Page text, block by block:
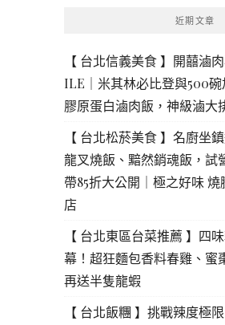
近期文章
【 台北信義美食 】開囍滷
ILE｜米其林必比登與500
膠原蛋白滷肉飯，神級滷大
【 台北松菸美食 】名廚坐
龍叉燒飯、黯然銷魂飯，試
帶85折大公開｜極之好味
店
【 台北東區台菜推薦 】四
幕！超狂麵包香料春雞、蜜
再送半隻龍蝦
【 台北飯糰 】挑戰辣度極